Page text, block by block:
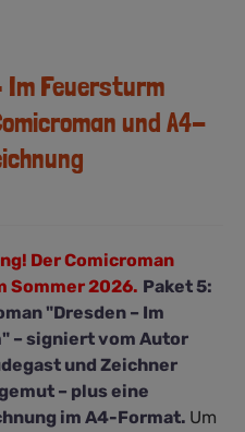
Im Feuersturm
und A4-
Der Comicroman
Sommer 2026. Paket 5:
"Dresden – Im
– signiert vom Autor
und Zeichner
– plus eine
im A4-Format. Um